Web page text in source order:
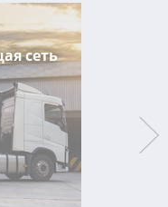
сеть